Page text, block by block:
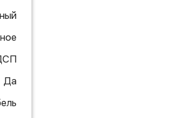
Да